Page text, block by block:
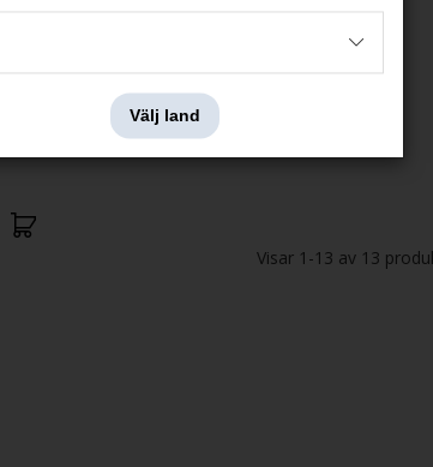
Visar 1-13 av 13
Välj land